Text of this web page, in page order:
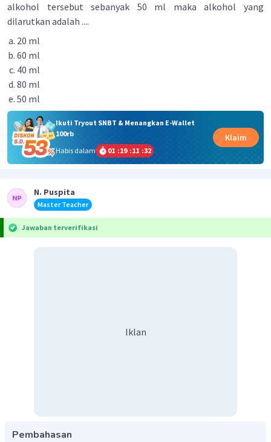
alkohol tersebut sebanyak 50 ml maka alkohol yang
dilarutkan adalah ....
20 ml
60 ml
40 ml
80 ml
50 ml
Ikuti Tryout SNBT & Menangkan E-Wallet
100rb
Habis dalam
01 :19 :11 :32
Klaim
N. Puspita
Master Teacher
Jawaban terverifikasi
Iklan
Pembahasan